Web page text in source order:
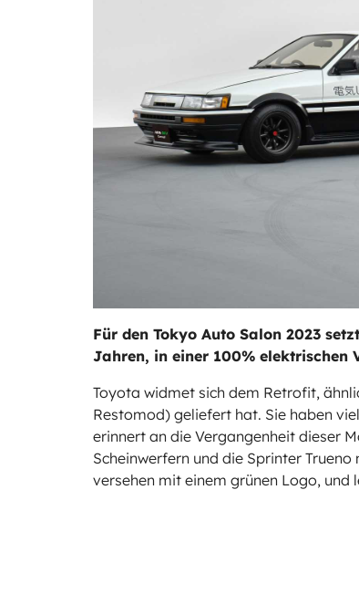
Für den Tokyo Auto Salon 2023 setzt
Jahren, in einer 100% elektrischen
Toyota widmet sich dem Retrofit,
Restomod) geliefert hat. Sie haben
erinnert an die Vergangenheit dieser
Scheinwerfern und die Sprinter
versehen mit einem grünen Logo,